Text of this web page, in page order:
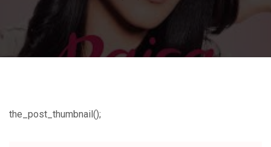
the_post_thumbnail();